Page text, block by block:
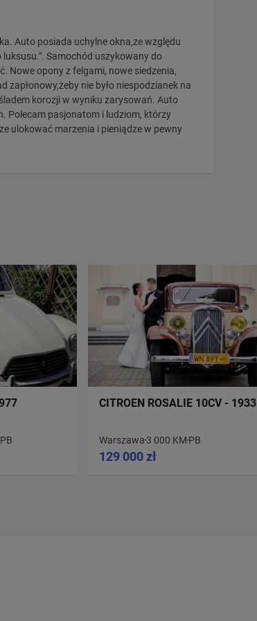
Auto posiada uchylne okna,ze względu
Samochód uszykowany do
Nowe opony z felgami, nowe siedzenia,
nie było niespodzianek na
korozji w wyniku zarysowań. Auto
Polecam pasjonatom i ludziom, którzy
ulokować marzenia i pieniądze w pewny
PB
CITROEN ROSALIE 10CV - 1933
Warszawa 3 000 KM PB
129 000 zł